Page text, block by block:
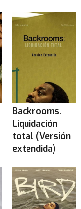
Backrooms.
Liquidación
total (Versión
extendida)